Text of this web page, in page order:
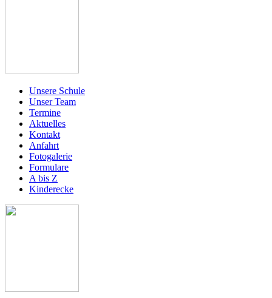
Unsere Schule
Unser Team
Termine
Aktuelles
Kontakt
Anfahrt
Fotogalerie
Formulare
A bis Z
Kinderecke